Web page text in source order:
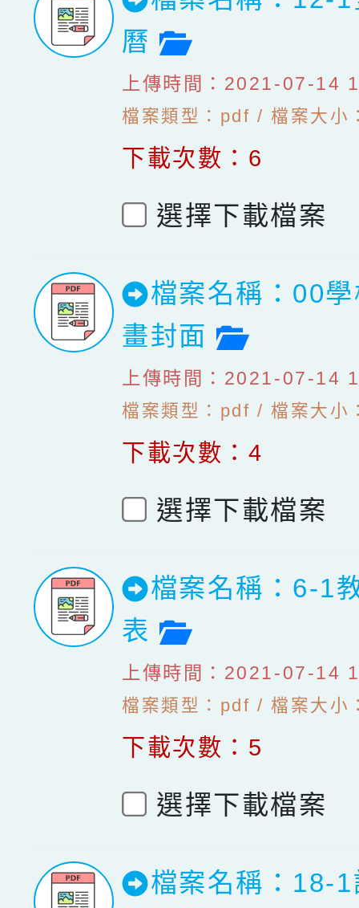
曆
檔案預覽
上傳時間：2021-07-14
檔案類型：pdf / 檔案大小
下載次數：6
選擇下載檔案
檔案名稱：00
畫封面
檔案預覽
上傳時間：2021-07-14
檔案類型：pdf / 檔案大小
下載次數：4
選擇下載檔案
檔案名稱：6-1
表
檔案預覽
上傳時間：2021-07-14
檔案類型：pdf / 檔案大小
下載次數：5
選擇下載檔案
檔案名稱：18-